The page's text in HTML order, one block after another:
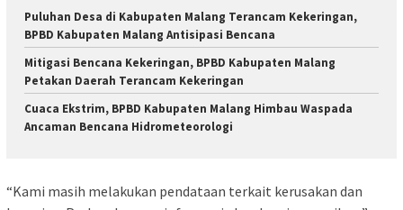
Puluhan Desa di Kabupaten Malang Terancam Kekeringan,
BPBD Kabupaten Malang Antisipasi Bencana
Mitigasi Bencana Kekeringan, BPBD Kabupaten Malang
Petakan Daerah Terancam Kekeringan
Cuaca Ekstrim, BPBD Kabupaten Malang Himbau Waspada
Ancaman Bencana Hidrometeorologi
“Kami masih melakukan pendataan terkait kerusakan dan